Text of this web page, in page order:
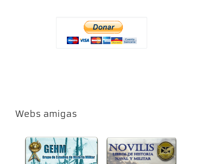
Webs amigas